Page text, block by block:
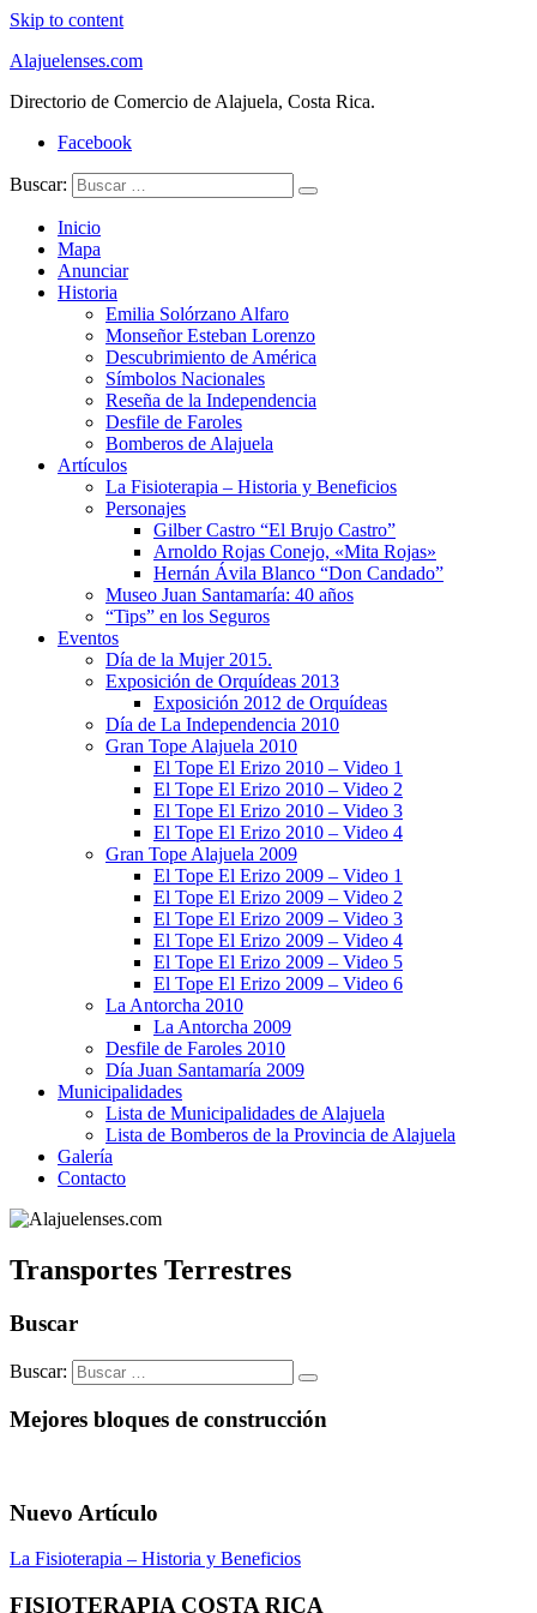
Skip to content
Alajuelenses.com
Directorio de Comercio de Alajuela, Costa Rica.
Facebook
Buscar:
Inicio
Mapa
Anunciar
Historia
Emilia Solórzano Alfaro
Monseñor Esteban Lorenzo
Descubrimiento de América
Símbolos Nacionales
Reseña de la Independencia
Desfile de Faroles
Bomberos de Alajuela
Artículos
La Fisioterapia – Historia y Beneficios
Personajes
Gilber Castro “El Brujo Castro”
Arnoldo Rojas Conejo, «Mita Rojas»
Hernán Ávila Blanco “Don Candado”
Museo Juan Santamaría: 40 años
“Tips” en los Seguros
Eventos
Día de la Mujer 2015.
Exposición de Orquídeas 2013
Exposición 2012 de Orquídeas
Día de La Independencia 2010
Gran Tope Alajuela 2010
El Tope El Erizo 2010 – Video 1
El Tope El Erizo 2010 – Video 2
El Tope El Erizo 2010 – Video 3
El Tope El Erizo 2010 – Video 4
Gran Tope Alajuela 2009
El Tope El Erizo 2009 – Video 1
El Tope El Erizo 2009 – Video 2
El Tope El Erizo 2009 – Video 3
El Tope El Erizo 2009 – Video 4
El Tope El Erizo 2009 – Video 5
El Tope El Erizo 2009 – Video 6
La Antorcha 2010
La Antorcha 2009
Desfile de Faroles 2010
Día Juan Santamaría 2009
Municipalidades
Lista de Municipalidades de Alajuela
Lista de Bomberos de la Provincia de Alajuela
Galería
Contacto
Transportes Terrestres
Buscar
Buscar:
Mejores bloques de construcción
Nuevo Artículo
La Fisioterapia – Historia y Beneficios
FISIOTERAPIA COSTA RICA